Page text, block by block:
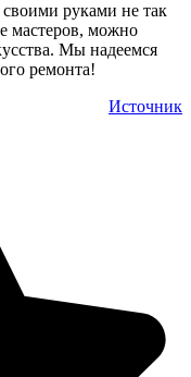
своими руками не так
мастеров, можно
Мы надеемся
ремонта!
Источник